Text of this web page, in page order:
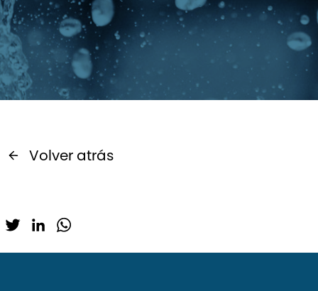
Volver atrás
TwitterLinkedIn